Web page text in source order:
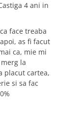
4 ani in
face treaba
as fi facut
ca, mie mi
la
placut cartea,
si sa fac